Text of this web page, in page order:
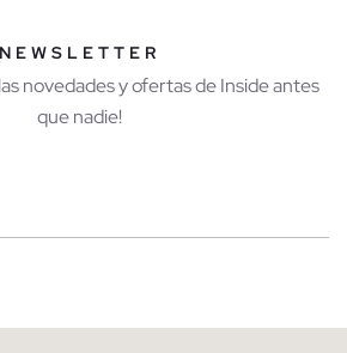
NEWSLETTER
novedades y ofertas de Inside antes
que nadie!